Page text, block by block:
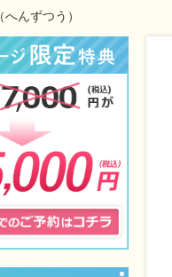
んずつう）